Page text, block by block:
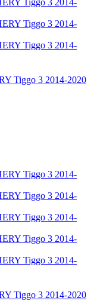
Tiggo 3 2014-2020
Tiggo 3 2014-2020